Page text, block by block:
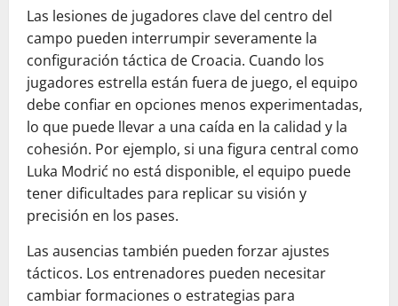
Las lesiones de jugadores clave del centro del
campo pueden interrumpir severamente la
configuración táctica de Croacia. Cuando los
jugadores estrella están fuera de juego, el equipo
debe confiar en opciones menos experimentadas,
lo que puede llevar a una caída en la calidad y la
cohesión. Por ejemplo, si una figura central como
Luka Modrić no está disponible, el equipo puede
tener dificultades para replicar su visión y
precisión en los pases.
Las ausencias también pueden forzar ajustes
tácticos. Los entrenadores pueden necesitar
cambiar formaciones o estrategias para